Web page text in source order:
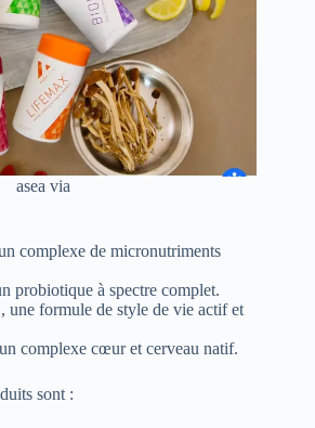
asea via
complexe de micronutriments
probiotique à spectre complet.
, une formule de style de vie actif et
complexe cœur et cerveau natif.
sont :